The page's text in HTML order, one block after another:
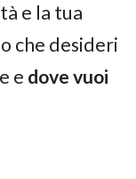
e la tua
che desideri
e dove vuoi